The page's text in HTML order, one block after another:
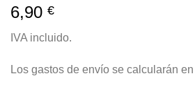
6,90 €
IVA incluido.
Los gastos de envío se calcularán